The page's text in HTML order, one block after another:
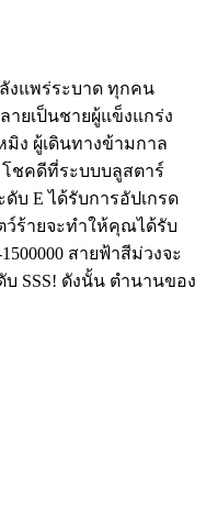
งแพร่ระบาด ทุกคน
ยเป็นชายผู้แข็งแกร่ง
มิง ผู้เดินทางข้ามกาล
โชคดีที่ระบบบลูสตาร์
บ E ได้รับการอัปเกรด
ว์ร้ายจะทำให้คุณได้รับ
สายฟ้าสีม่วงจะ
SSS! ดังนั้น ตำนานของ